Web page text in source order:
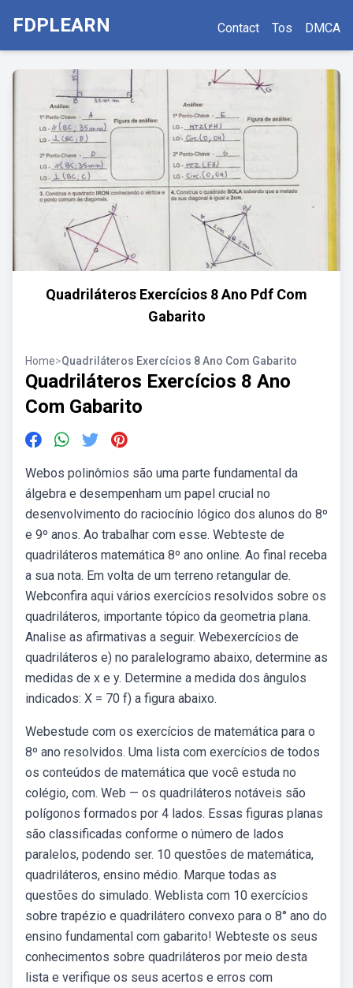
FDPLEARN Contact Tos DMCA
Quadriláteros Exercícios 8 Ano Pdf Com
Gabarito
Home>Quadriláteros Exercícios 8 Ano Com Gabarito
Quadriláteros Exercícios 8 Ano
Com Gabarito
Webos polinômios são uma parte fundamental da
álgebra e desempenham um papel crucial no
desenvolvimento do raciocínio lógico dos alunos do 8º
e 9º anos. Ao trabalhar com esse. Webteste de
quadriláteros matemática 8º ano online. Ao final receba
a sua nota. Em volta de um terreno retangular de.
Webconfira aqui vários exercícios resolvidos sobre os
quadriláteros, importante tópico da geometria plana.
Analise as afirmativas a seguir. Webexercícios de
quadriláteros e) no paralelogramo abaixo, determine as
medidas de x e y. Determine a medida dos ângulos
indicados: X = 70 f) a figura abaixo.
Webestude com os exercícios de matemática para o
8º ano resolvidos. Uma lista com exercícios de todos
os conteúdos de matemática que você estuda no
colégio, com. Web — os quadriláteros notáveis são
polígonos formados por 4 lados. Essas figuras planas
são classificadas conforme o número de lados
paralelos, podendo ser. 10 questões de matemática,
quadriláteros, ensino médio. Marque todas as
questões do simulado. Weblista com 10 exercícios
sobre trapézio e quadrilátero convexo para o 8° ano do
ensino fundamental com gabarito! Webteste os seus
conhecimentos sobre quadriláteros por meio desta
lista e verifique os seus acertos e erros com